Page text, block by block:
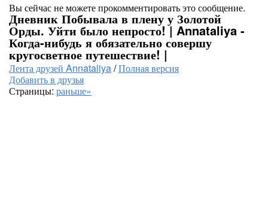
Вы сейчас не можете прокомментировать это сообщение.
Дневник Побывала в плену у Золотой
Орды. Уйти было непросто! | Annataliya -
Когда-нибудь я обязательно совершу
кругосветное путешествие! |
Лента друзей Annataliya/Полная версия
Добавить в друзья
Страницы: раньше»